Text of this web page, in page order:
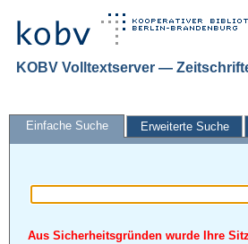
KOBV Volltextserver —
Einfache Suche Erweiterte Suche
Aus Sicherheitsgründen wurde Ihre